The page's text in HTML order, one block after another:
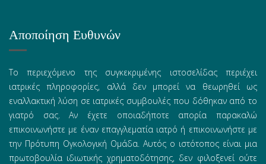
Αποποίηση Ευθυνών
Το περιεχόμενο της συγκεκριμένης ιστοσελίδας περιέχει
ιατρικές πληροφορίες, αλλά δεν μπορεί να θεωρηθεί ως
εναλλακτική λύση σε ιατρικές συμβουλές που δόθηκαν από το
γιατρό σας. Αν έχετε οποιαδήποτε απορία παρακαλώ
επικοινωνήστε με έναν επαγγλεματία ιατρό ή επικοινωνήστε με
την Πρότυπη Ογκολογική Ομάδα. Αυτός ο ιστότοπος είναι μια
πρωτοβουλία ιδιωτικής χρηματοδότησης, δεν φιλοξενεί ούτε